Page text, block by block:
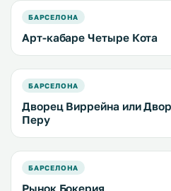
БАРСЕЛОНА
Арт-кабаре Четыре Кота
БАРСЕЛОНА
Дворец Виррейна или
Перу
БАРСЕЛОНА
Рынок Бокерия